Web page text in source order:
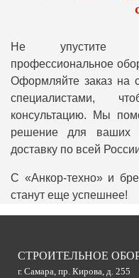
Не упустите
профессиональное
Оформляйте заказ на
специалистами,
консультацию. Мы
решение для ваших
доставку по всей
С «Анкор-техно» и
станут еще успешнее!
СТРОИТЕЛЬНОЕ
г. Самара, пр. Кирова, д. 255